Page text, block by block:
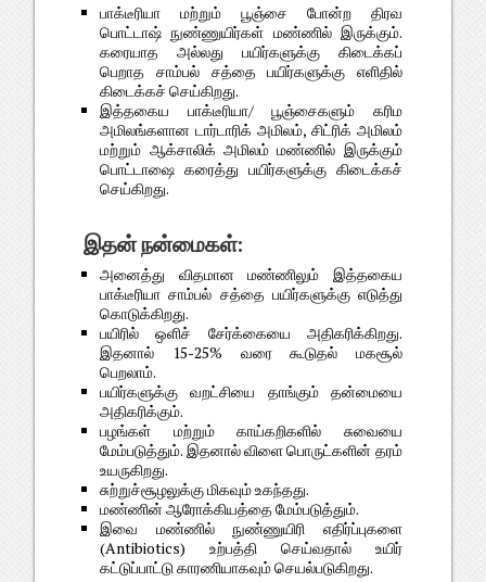
பாக்டீரியா மற்றும் பூஞ்சை போன்ற திரவ
பொட்டாஷ் நுண்ணுயிர்கள் மண்ணில் இருக்கும்.
கரையாத அல்லது பயிர்களுக்கு கிடைக்கப்
பெறாத சாம்பல் சத்தை பயிர்களுக்கு எளிதில்
கிடைக்கச் செய்கிறது.
இத்தகைய பாக்டீரியா/ பூஞ்சைகளும் கரிம
அமிலங்களான டார்டாரிக் அமிலம், சிட்ரிக் அமிலம்
மற்றும் ஆக்சாலிக் அமிலம் மண்ணில் இருக்கும்
பொட்டாஷை கரைத்து பயிர்களுக்கு கிடைக்கச்
செய்கிறது.
இதன் நன்மைகள்:
அனைத்து விதமான மண்ணிலும் இத்தகைய
பாக்டீரியா சாம்பல் சத்தை பயிர்களுக்கு எடுத்து
கொடுக்கிறது.
பயிரில் ஒளிச் சேர்க்கையை அதிகரிக்கிறது.
இதனால் 15-25% வரை கூடுதல் மகசூல்
பெறலாம்.
பயிர்களுக்கு வறட்சியை தாங்கும் தன்மையை
அதிகரிக்கும்.
பழங்கள் மற்றும் காய்கறிகளில் சுவையை
மேம்படுத்தும். இதனால் விளை பொருட்களின் தரம்
உயருகிறது.
சுற்றுச்சூழலுக்கு மிகவும் உகந்தது.
மண்ணின் ஆரோக்கியத்தை மேம்படுத்தும்.
இவை மண்ணில் நுண்ணுயிரி எதிர்ப்புகளை
(Antibiotics) உற்பத்தி செய்வதால் உயிர்
கட்டுப்பாட்டு காரணியாகவும் செயல்படுகிறது.